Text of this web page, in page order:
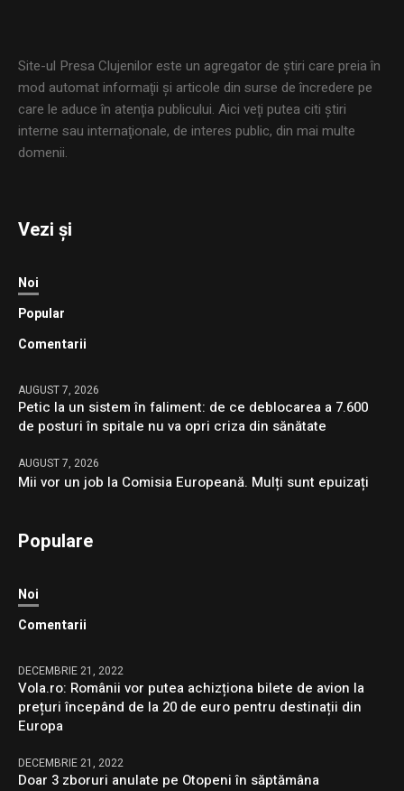
Site-ul Presa Clujenilor este un agregator de ştiri care preia în
mod automat informaţii şi articole din surse de încredere pe
care le aduce în atenţia publicului. Aici veţi putea citi ştiri
interne sau internaţionale, de interes public, din mai multe
domenii.
Vezi și
Noi
Popular
Comentarii
AUGUST 7, 2026
Petic la un sistem în faliment: de ce deblocarea a 7.600
de posturi în spitale nu va opri criza din sănătate
AUGUST 7, 2026
Mii vor un job la Comisia Europeană. Mulți sunt epuizați
Populare
Noi
Comentarii
DECEMBRIE 21, 2022
Vola.ro: Românii vor putea achizționa bilete de avion la
prețuri începând de la 20 de euro pentru destinații din
Europa
DECEMBRIE 21, 2022
Doar 3 zboruri anulate pe Otopeni în săptămâna